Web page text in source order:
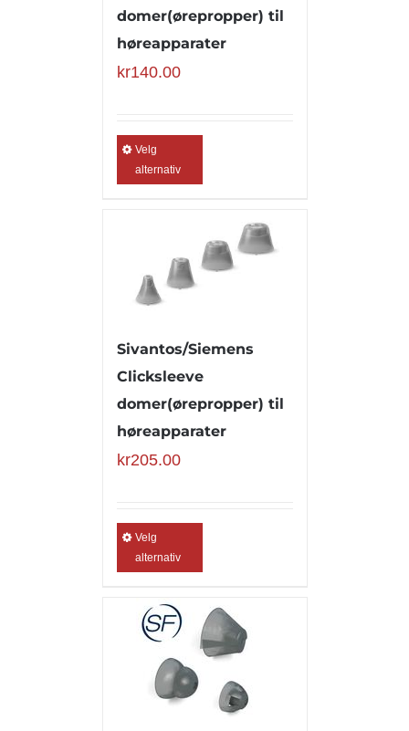
domer(ørepropper) til
høreapparater
kr140.00
Velg
alternativ
Sivantos/Siemens
Clicksleeve
domer(ørepropper) til
høreapparater
kr205.00
Velg
alternativ